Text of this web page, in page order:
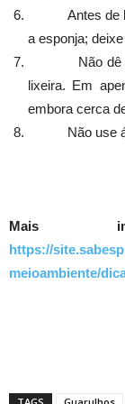
Antes de
a esponja;
Não dê
lixeira. Em
embora cerca
Não use
Mais
https://
meioambiente/